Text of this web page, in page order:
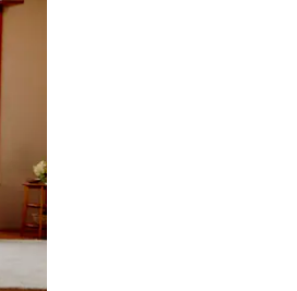
თუ თითის გასმის ჟესტები.